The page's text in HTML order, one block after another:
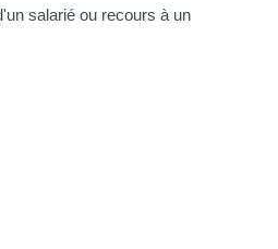
salarié ou recours à un